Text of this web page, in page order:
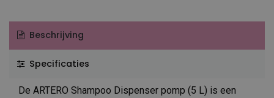
Beschrijving
Specificaties
De ARTERO Shampoo Dispenser pomp (5 L) is een